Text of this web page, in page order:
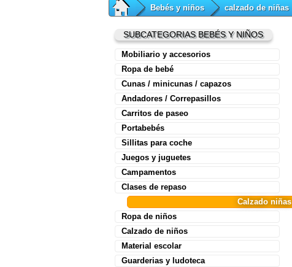
Bebés y niños calzado de niñas
SUBCATEGORIAS BEBÉS Y NIÑOS
Mobiliario y accesorios
Ropa de bebé
Cunas / minicunas / capazos
Andadores / Correpasillos
Carritos de paseo
Portabebés
Sillitas para coche
Juegos y juguetes
Campamentos
Clases de repaso
Calzado niñas
Ropa de niños
Calzado de niños
Material escolar
Guarderias y ludoteca